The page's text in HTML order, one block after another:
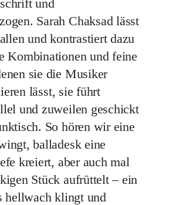
und
Sarah Chaksad lässt
und kontrastiert dazu
Kombinationen und feine
sie die Musiker
lässt, sie führt
und zuweilen geschickt
So hören wir eine
balladesk eine
kreiert, aber auch mal
Stück aufrüttelt – ein
hellwach klingt und